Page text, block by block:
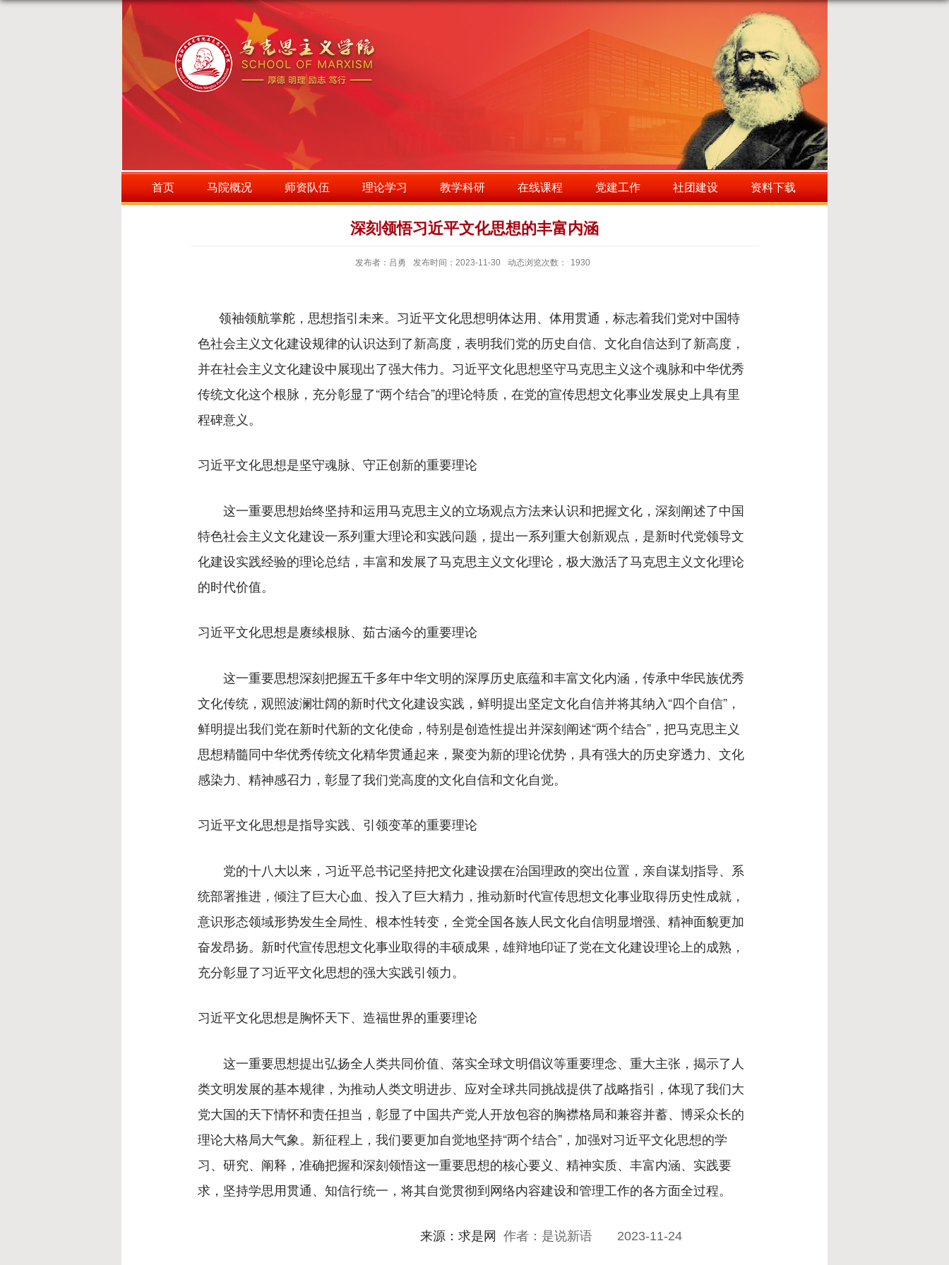
首页 马院概况 师资队伍 理论学习 教学科研 在线课程 党建工作 社团建设 资料下载
深刻领悟习近平文化思想的丰富内涵
发布者：吕勇 发布时间：2023-11-30 动态浏览次数： 1930
领袖领航掌舵，思想指引未来。习近平文化思想明体达用、体用贯通，标志着我们党对中国特
色社会主义文化建设规律的认识达到了新高度，表明我们党的历史自信、文化自信达到了新高度，
并在社会主义文化建设中展现出了强大伟力。习近平文化思想坚守马克思主义这个魂脉和中华优秀
传统文化这个根脉，充分彰显了“两个结合”的理论特质，在党的宣传思想文化事业发展史上具有里
程碑意义。
习近平文化思想是坚守魂脉、守正创新的重要理论
这一重要思想始终坚持和运用马克思主义的立场观点方法来认识和把握文化，深刻阐述了中国
特色社会主义文化建设一系列重大理论和实践问题，提出一系列重大创新观点，是新时代党领导文
化建设实践经验的理论总结，丰富和发展了马克思主义文化理论，极大激活了马克思主义文化理论
的时代价值。
习近平文化思想是赓续根脉、茹古涵今的重要理论
这一重要思想深刻把握五千多年中华文明的深厚历史底蕴和丰富文化内涵，传承中华民族优秀
文化传统，观照波澜壮阔的新时代文化建设实践，鲜明提出坚定文化自信并将其纳入“四个自信”，
鲜明提出我们党在新时代新的文化使命，特别是创造性提出并深刻阐述“两个结合”，把马克思主义
思想精髓同中华优秀传统文化精华贯通起来，聚变为新的理论优势，具有强大的历史穿透力、文化
感染力、精神感召力，彰显了我们党高度的文化自信和文化自觉。
习近平文化思想是指导实践、引领变革的重要理论
党的十八大以来，习近平总书记坚持把文化建设摆在治国理政的突出位置，亲自谋划指导、系
统部署推进，倾注了巨大心血、投入了巨大精力，推动新时代宣传思想文化事业取得历史性成就，
意识形态领域形势发生全局性、根本性转变，全党全国各族人民文化自信明显增强、精神面貌更加
奋发昂扬。新时代宣传思想文化事业取得的丰硕成果，雄辩地印证了党在文化建设理论上的成熟，
充分彰显了习近平文化思想的强大实践引领力。
习近平文化思想是胸怀天下、造福世界的重要理论
这一重要思想提出弘扬全人类共同价值、落实全球文明倡议等重要理念、重大主张，揭示了人
类文明发展的基本规律，为推动人类文明进步、应对全球共同挑战提供了战略指引，体现了我们大
党大国的天下情怀和责任担当，彰显了中国共产党人开放包容的胸襟格局和兼容并蓄、博采众长的
理论大格局大气象。新征程上，我们要更加自觉地坚持“两个结合”，加强对习近平文化思想的学
习、研究、阐释，准确把握和深刻领悟这一重要思想的核心要义、精神实质、丰富内涵、实践要
求，坚持学思用贯通、知信行统一，将其自觉贯彻到网络内容建设和管理工作的各方面全过程。
来源：求是网 作者：是说新语 2023-11-24